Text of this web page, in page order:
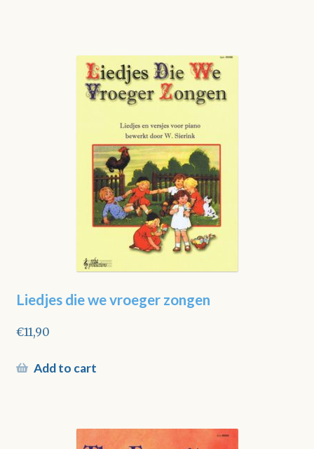
Liedjes die we vroeger zongen
€11,90
Add to cart